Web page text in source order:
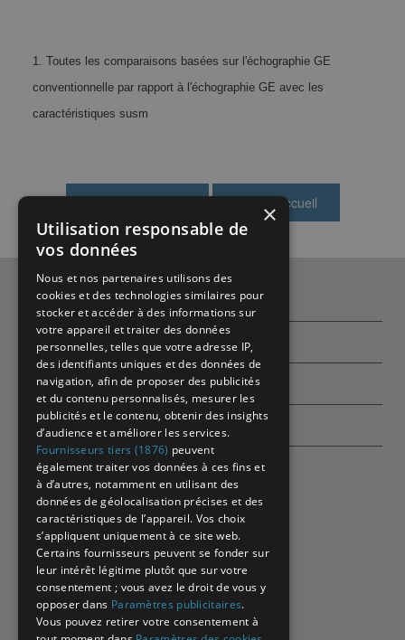
1. Toutes les comparaisons basées sur l'échographie GE
conventionnelle par rapport à l'échographie GE avec les
caractéristiques susm
Qui sommes-nous ?
Partenaires
Contactez-nous
Echographes
×
Utilisation responsable de
vos données
Nous et nos partenaires utilisons des
cookies et des technologies similaires pour
stocker et accéder à des informations sur
votre appareil et traiter des données
personnelles, telles que votre adresse IP,
des identifiants uniques et des données de
navigation, afin de proposer des publicités
et du contenu personnalisés, mesurer les
publicités et le contenu, obtenir des insights
d’audience et améliorer les services.
Fournisseurs tiers (1876) peuvent
également traiter vos données à ces fins et
à d’autres, notamment en utilisant des
données de géolocalisation précises et des
caractéristiques de l’appareil. Vos choix
s’appliquent uniquement à ce site web.
Certains fournisseurs peuvent se fonder sur
leur intérêt légitime plutôt que sur votre
consentement ; vous avez le droit de vous y
opposer dans Paramètres publicitaires.
Vous pouvez retirer votre consentement à